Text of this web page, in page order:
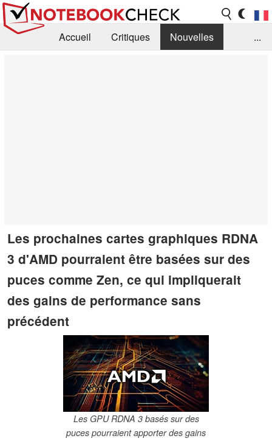
Accueil Critiques
Nouvelles
...
Les prochaines cartes graphiques RDNA
3 d'AMD pourraient être basées sur des
puces comme Zen, ce qui impliquerait
des gains de performance sans
précédent
Les GPU RDNA 3 basés sur des
puces pourraient apporter des gains